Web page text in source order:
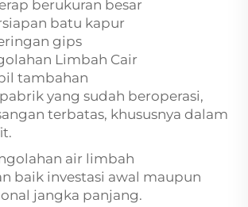
berukuran besar
batu kapur
gips
Limbah Cair
tambahan
yang sudah beroperasi,
terbatas, khususnya dalam
air limbah
baik investasi awal maupun
jangka panjang.